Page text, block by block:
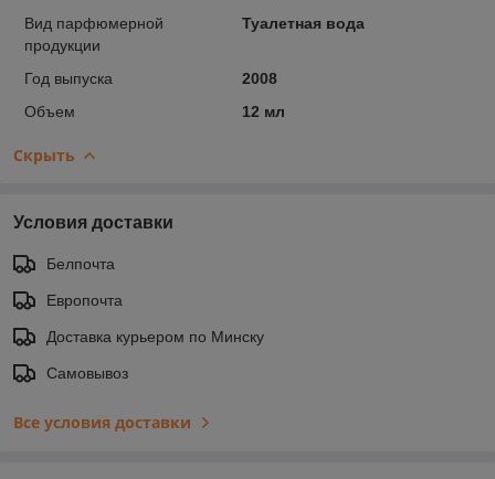
Вид парфюмерной
продукции
Туалетная вода
Год выпуска
2008
Объем
12 мл
Скрыть
Условия доставки
Белпочта
Европочта
Доставка курьером по Минску
Самовывоз
Все условия доставки